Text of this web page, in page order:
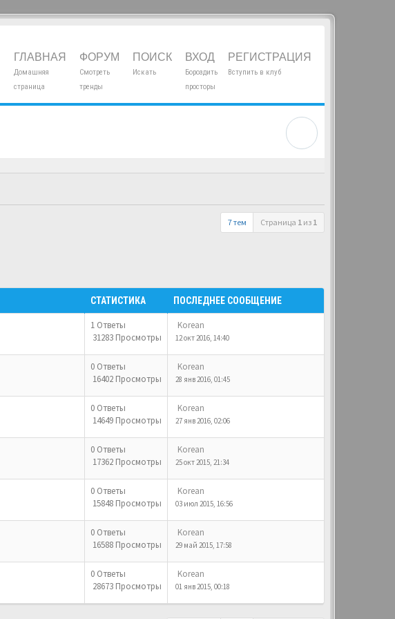
ГЛАВНАЯ
Домашняя
страница
ФОРУМ
Смотреть
тренды
ПОИСК
Искать
ВХОД
Бороздить
просторы
РЕГИСТРАЦИЯ
Вступить в клуб
7 тем Страница 1 из 1
СТАТИСТИКА ПОСЛЕДНЕЕ СООБЩЕНИЕ
1 Ответы
31283 Просмотры
Korean
12 окт 2016, 14:40
0 Ответы
16402 Просмотры
Korean
28 янв 2016, 01:45
0 Ответы
14649 Просмотры
Korean
27 янв 2016, 02:06
0 Ответы
17362 Просмотры
Korean
25 окт 2015, 21:34
0 Ответы
15848 Просмотры
Korean
03 июл 2015, 16:56
0 Ответы
16588 Просмотры
Korean
29 май 2015, 17:58
0 Ответы
28673 Просмотры
Korean
01 янв 2015, 00:18